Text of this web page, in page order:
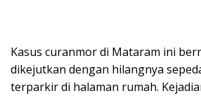
Kasus curanmor di Mataram ini
dikejutkan dengan hilangnya
terparkir di halaman rumah.